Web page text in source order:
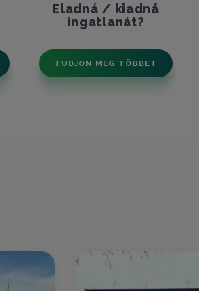
Eladná / kiadná
ingatlanát?
TUDJON MEG TÖBBET